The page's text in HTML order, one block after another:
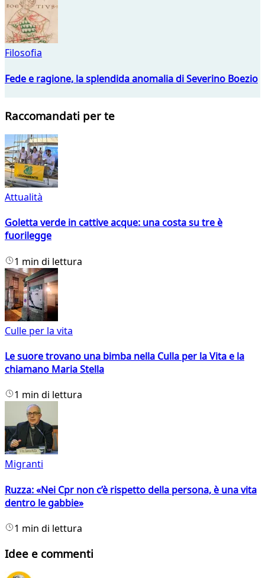
Filosofia
Fede e ragione, la splendida anomalia di Severino Boezio
Raccomandati per te
Attualità
Goletta verde in cattive acque: una costa su tre è
fuorilegge
1 min di lettura
Culle per la vita
Le suore trovano una bimba nella Culla per la Vita e la
chiamano Maria Stella
1 min di lettura
Migranti
Ruzza: «Nei Cpr non c’è rispetto della persona, è una vita
dentro le gabbie»
1 min di lettura
Idee e commenti